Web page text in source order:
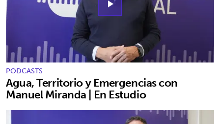
play_arrow
PODCASTS
Agua, Territorio y Emergencias con
Manuel Miranda | En Estudio